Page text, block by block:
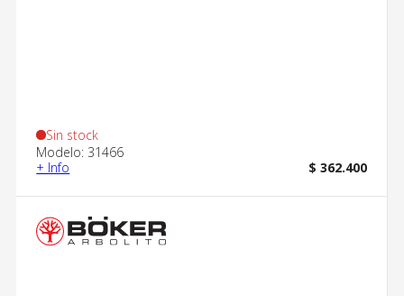
Sin stock
Modelo: 31466
+ Info
$ 362.400